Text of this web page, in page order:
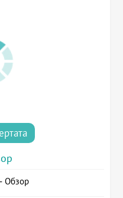
Обзор